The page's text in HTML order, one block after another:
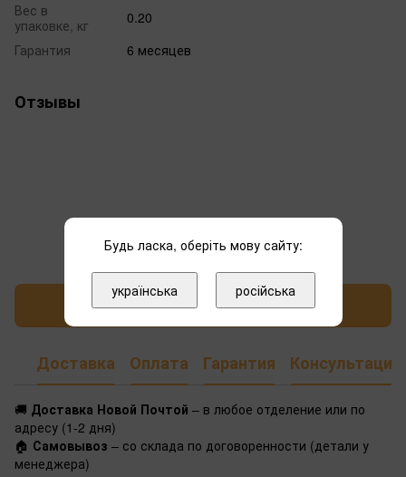
Вес в
упаковке, кг
0.20
Гарантия
6 месяцев
Отзывы
Добавьте первый отзыв
Написать отзыв
Доставка Оплата Гарантия Консультация
🚚 Доставка Новой Почтой – в любое отделение или по
адресу (1-2 дня)
🏠 Самовывоз – со склада по договоренности (детали у
менеджера)
Будь ласка, оберіть мову сайту:
українська російська